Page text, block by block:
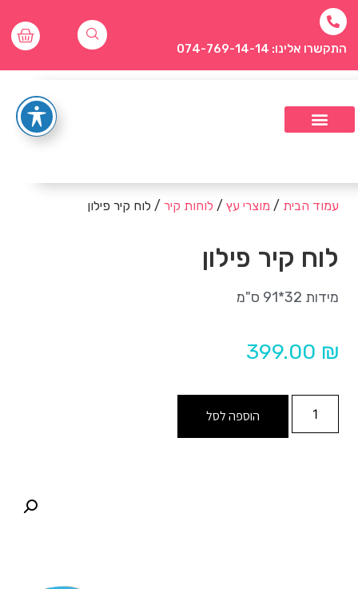
התקשרו אלינו: 074-769-14-14
עמוד הבית / מוצרי עץ / לוחות קיר / לוח קיר פילון
לוח קיר פילון
מידות 32*91 ס"מ
399.00 ₪
הוספה לסל